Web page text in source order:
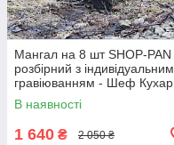
Мангал на 8 шт SHOP-PAN
розбірний з індивідуальним
гравіюванням - Шеф Кухар.
Подарунковий мангал
В наявності
1 640 ₴ 2 050 ₴